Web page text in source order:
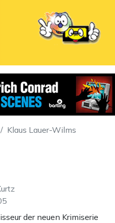
Klaus Lauer-Wilms
der neuen Krimiserie